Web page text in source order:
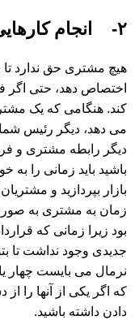
۲- انجام کارهایی بیش از حد لزوم
هیچ مشتری حق ندارد
اختصاص دهد، حتی اگر
کند. هنگامی که یک
می دهد، دیگر رئیس
دیگر رابطه مشتری و
باشید باید زمانی را به
بازار بپردازید و
زمان به مشتری به
بود زیرا زمانی که
جدیدی وجود نداشت تا
نرمال می بایست چهار
که اگر یکی از آنها را
دادن داشته باشید.